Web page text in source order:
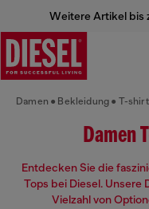
Weitere Artikel bis
Damen Bekleidung T-
Damen
Entdecken Sie die
Tops bei Diesel. Unsere
Vielzahl von